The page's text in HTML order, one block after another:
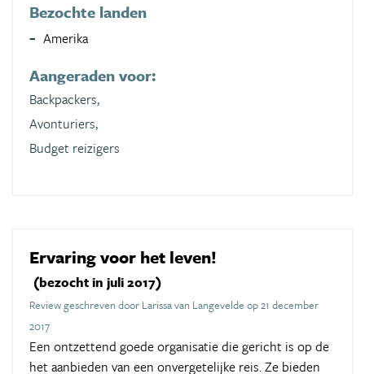
Bezochte landen
Amerika
Aangeraden voor:
Backpackers,
Avonturiers,
Budget reizigers
Ervaring voor het leven!
(bezocht in juli 2017)
Review geschreven door Larissa van Langevelde op 21 december
2017
Een ontzettend goede organisatie die gericht is op de
het aanbieden van een onvergetelijke reis. Ze bieden